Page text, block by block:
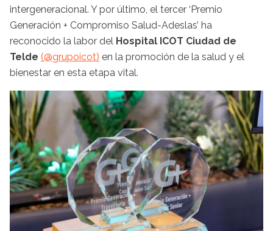
intergeneracional. Y por último, el tercer ‘Premio
Generación + Compromiso Salud-Adeslas’ ha
reconocido la labor del Hospital ICOT Ciudad de
Telde (@grupoicot) en la promoción de la salud y el
bienestar en esta etapa vital.